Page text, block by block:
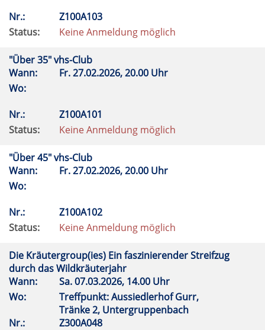
Nr.:
Z100A103
Status:
Keine Anmeldung möglich
"Über 35" vhs-Club
Wann:
Fr.27.02.2026, 20.00 Uhr
Wo:
Nr.:
Z100A101
Status:
Keine Anmeldung möglich
"Über 45" vhs-Club
Wann:
Fr.27.02.2026, 20.00 Uhr
Wo:
Nr.:
Z100A102
Status:
Keine Anmeldung möglich
Die Kräutergroup(ies) Ein faszinierender Streifzug
durch das Wildkräuterjahr
Wann:
Sa.07.03.2026, 14.00 Uhr
Wo:
Treffpunkt: Aussiedlerhof Gurr,
Tränke 2, Untergruppenbach
Nr.:
Z300A048